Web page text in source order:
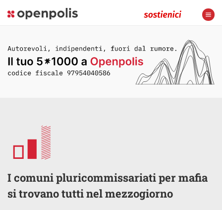
I comuni pluricommissariati per mafia
si trovano tutti nel mezzogiorno